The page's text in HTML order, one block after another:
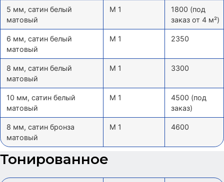
5 мм, сатин белый
матовый
М 1
1800 (под
заказ от 4 м²)
6 мм, сатин белый
матовый
М 1 2350
8 мм, сатин белый
матовый
М 1 3300
10 мм, сатин белый
матовый
М 1
4500 (под
заказ)
8 мм, сатин бронза
матовый
М 1 4600
Тонированное